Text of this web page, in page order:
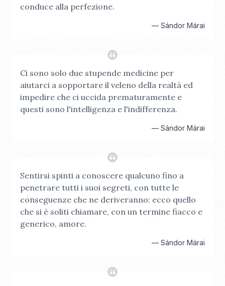
conduce alla perfezione.
— Sándor Márai
Ci sono solo due stupende medicine per
aiutarci a sopportare il veleno della realtà ed
impedire che ci uccida prematuramente e
questi sono l'intelligenza e l'indifferenza.
— Sándor Márai
Sentirsi spinti a conoscere qualcuno fino a
penetrare tutti i suoi segreti, con tutte le
conseguenze che ne deriveranno: ecco quello
che si è soliti chiamare, con un termine fiacco e
generico, amore.
— Sándor Márai